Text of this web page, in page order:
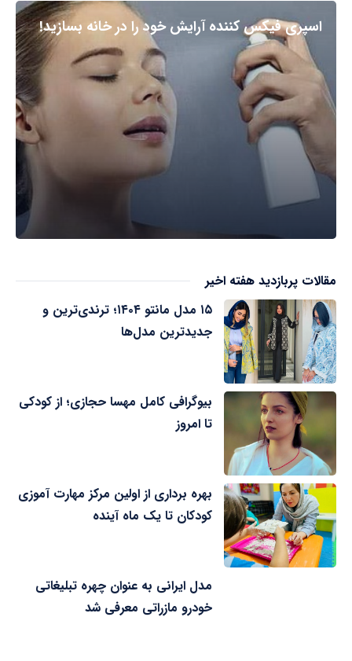
اسپری فیکس کننده آرایش خود را در خانه بسازید!
مقالات پربازدید هفته اخیر
۱۵ مدل مانتو ۱۴۰۴؛ ترندی‌ترین و
جدیدترین مدل‌ها
بیوگرافی کامل مهسا حجازی؛ از کودکی
تا امروز
بهره برداری از اولین مرکز مهارت آموزی
کودکان تا یک ماه آینده
مدل ایرانی به عنوان چهره تبلیغاتی
خودرو مازراتی معرفی شد